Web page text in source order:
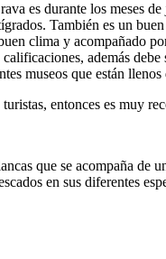
es durante los meses
También es un
clima y acompañado
además
museos que están
entonces es muy
que se acompaña de
en sus diferentes